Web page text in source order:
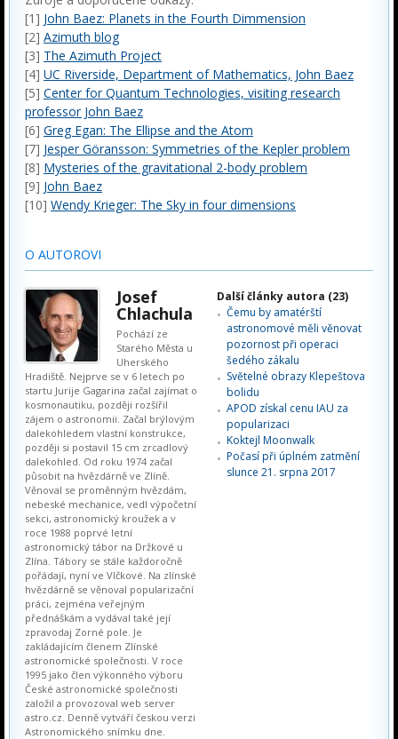
[1] John Baez: Planets in the Fourth Dimmension
[2] Azimuth blog
[3] The Azimuth Project
[4] UC Riverside, Department of Mathematics, John Baez
[5] Center for Quantum Technologies, visiting research
professor John Baez
[6] Greg Egan: The Ellipse and the Atom
[7] Jesper Göransson: Symmetries of the Kepler problem
[8] Mysteries of the gravitational 2-body problem
[9] John Baez
[10] Wendy Krieger: The Sky in four dimensions
O AUTOROVI
Josef
Chlachula
Pochází ze
Starého Města u
Uherského
Hradiště. Nejprve se v 6 letech po
startu Jurije Gagarina začal zajímat o
kosmonautiku, později rozšířil
zájem o astronomii. Začal brýlovým
dalekohledem vlastní konstrukce,
později si postavil 15 cm zrcadlový
dalekohled. Od roku 1974 začal
působit na hvězdárně ve Zlíně.
Věnoval se proměnným hvězdám,
nebeské mechanice, vedl výpočetní
sekci, astronomický kroužek a v
roce 1988 poprvé letní
astronomický tábor na Držkové u
Zlína. Tábory se stále každoročně
pořádají, nyní ve Vlčkové. Na zlínské
hvězdárně se věnoval popularizační
práci, zejména veřejným
přednáškám a vydával také její
zpravodaj Zorné pole. Je
zakládajícím členem Zlínské
astronomické společnosti. V roce
1995 jako člen výkonného výboru
České astronomické společnosti
založil a provozoval web server
astro.cz. Denně vytváří českou verzi
Astronomického snímku dne.
Další články autora (23)
Čemu by amatérští
astronomové měli věnovat
pozornost při operaci
šedého zákalu
Světelné obrazy Klepeštova
bolidu
APOD získal cenu IAU za
popularizaci
Koktejl Moonwalk
Počasí při úplném zatmění
slunce 21. srpna 2017